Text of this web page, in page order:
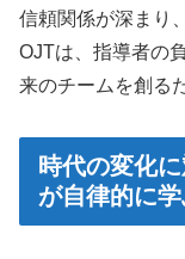
信頼関係が深まり
OJTは、指導者の
来のチームを創る
時代の変化
が自律的に